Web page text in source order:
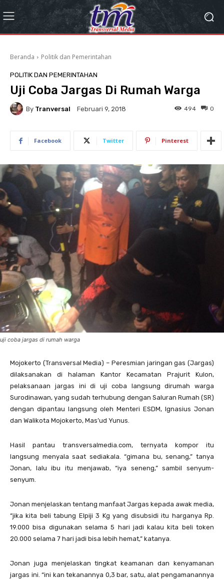
Beranda Politik dan Pemerintahan
POLITIK DAN PEMERINTAHAN
Uji Coba Jargas Di Rumah Warga
By Tranversal Februari 9, 2018 0
494
Facebook Twitter Pinterest
uji coba jargas di rumah warga
Mojokerto (Transversal Media) – Peresmian jaringan gas (Jargas)
dilaksanakan di halaman Kantor Kecamatan Prajurit Kulon,
pelaksanaan jargas ini di uji coba langsung dirumah warga
Surodinawan, yang sudah terhubung dengan Saluran Rumah (SR)
dengan dipantau langsung oleh Menteri ESDM, Ignasius Jonan
dan Walikota Mojokerto, Mas’ud Yunus.
Hasil pantau transversalmedia.com, ternyata kompor itu
langsung menyala saat sediakala. “gimana bu, senang,” tanya
Jonan, lalu ibu itu menjawab, “iya seneng,” sambil senyum-
senyum.
Jonan menjelaskan tentang manfaat Jargas kepada awak media,
“jika kita beli tabung Elpiji 3 Kg yang disubsidi itu harganya Rp.
19.000 bisa digunakan selama 5 hari jadi kalau kita beli token
20.000 selama 7 hari jadi bisa lebih hemat,” katanya.
Jonan juga menjelaskan tingkat keamanan dan kenyamanan
jargas ini. “ini kan tekanannya 0,3 bar, satu, alat pengamanannya